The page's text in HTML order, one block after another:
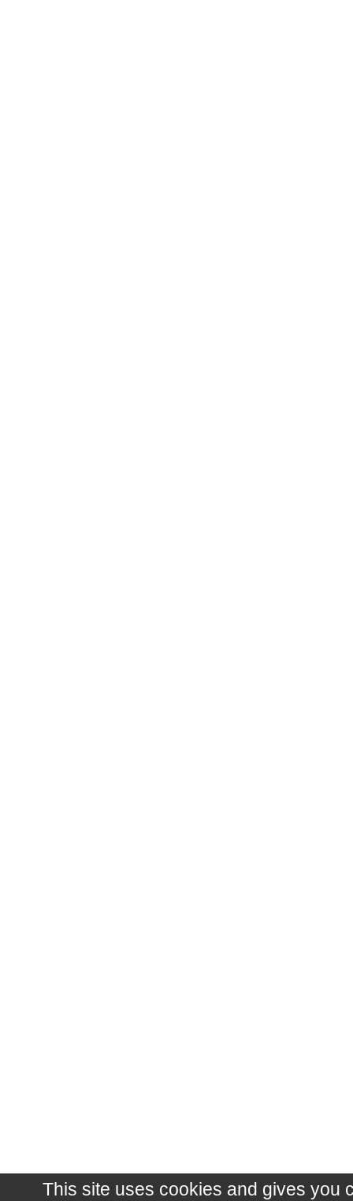
This site uses cookies and gives you